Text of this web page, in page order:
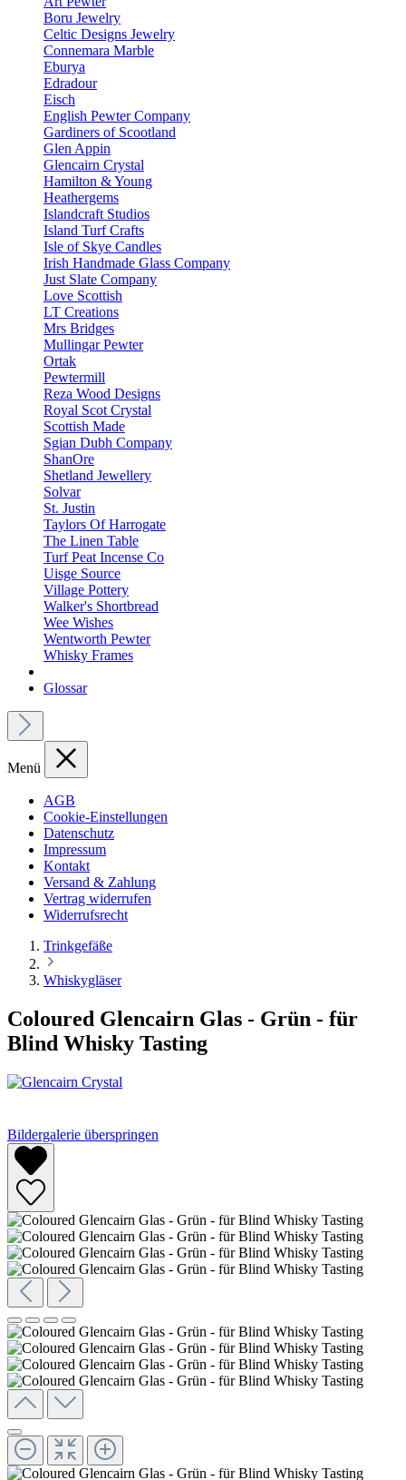
Boru Jewelry
Celtic Designs Jewelry
Connemara Marble
Eburya
Edradour
Eisch
English Pewter Company
Gardiners of Scootland
Glen Appin
Glencairn Crystal
Hamilton & Young
Heathergems
Islandcraft Studios
Island Turf Crafts
Isle of Skye Candles
Irish Handmade Glass Company
Just Slate Company
Love Scottish
LT Creations
Mrs Bridges
Mullingar Pewter
Ortak
Pewtermill
Reza Wood Designs
Royal Scot Crystal
Scottish Made
Sgian Dubh Company
ShanOre
Shetland Jewellery
Solvar
St. Justin
Taylors Of Harrogate
The Linen Table
Turf Peat Incense Co
Uisge Source
Village Pottery
Walker's Shortbread
Wee Wishes
Wentworth Pewter
Whisky Frames
Glossar
Menü
AGB
Cookie-Einstellungen
Datenschutz
Impressum
Kontakt
Versand & Zahlung
Vertrag widerrufen
Widerrufsrecht
Trinkgefäße
Whiskygläser
Coloured Glencairn Glas - Grün - für
Blind Whisky Tasting
Bildergalerie überspringen